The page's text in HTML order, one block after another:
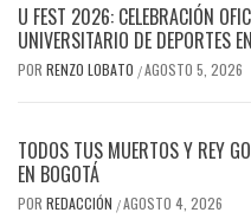
U FEST 2026: CELEBRACIÓN
UNIVERSITARIO DE DEPORTES
POR RENZO LOBATO /AGOSTO 5, 2026
TODOS TUS MUERTOS Y REY
EN BOGOTÁ
POR REDACCIÓN /AGOSTO 4, 2026